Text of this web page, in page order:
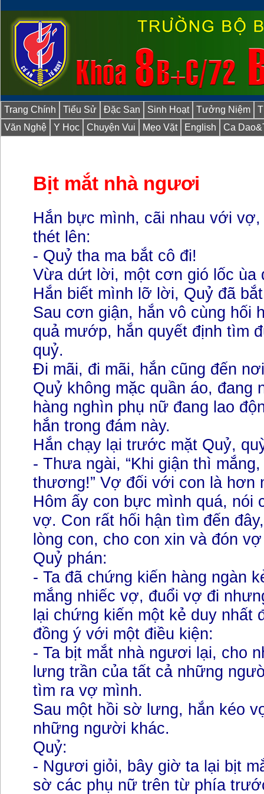
Trang Chính Tiểu Sử Đặc San Sinh Hoạt Tưởng Niệm
Văn Nghệ
Y Học Chuyện Vui Mẹo Vặt English Ca
Bịt mắt nhà ngươi
Hắn bực mình, cãi nhau với vợ,
thét lên:
- Quỷ tha ma bắt cô đi!
Vừa dứt lời, một cơn gió lốc ùa
Hắn biết mình lỡ lời, Quỷ đã
Sau cơn giận, hắn vô cùng hối
quả mướp, hắn quyết định tìm
quỷ.
Đi mãi, đi mãi, hắn cũng đến
Quỷ không mặc quần áo, đang
hàng nghìn phụ nữ đang lao
hắn trong đám này.
Hắn chạy lại trước mặt Quỷ,
- Thưa ngài, “Khi giận thì
thương!” Vợ đối với con là hơn
Hôm ấy con bực mình quá, nói
vợ. Con rất hối hận tìm đến
lòng con, cho con xin và đón
Quỷ phán:
- Ta đã chứng kiến hàng ngàn
mắng nhiếc vợ, đuổi vợ đi
lại chứng kiến một kẻ duy nhất
đồng ý với một điều kiện:
- Ta bịt mắt nhà ngươi lại, cho
lưng trần của tất cả những
tìm ra vợ mình.
Sau một hồi sờ lưng, hắn kéo
những người khác.
Quỷ:
- Ngươi giỏi, bây giờ ta lại bịt
sờ các phụ nữ trên từ phía